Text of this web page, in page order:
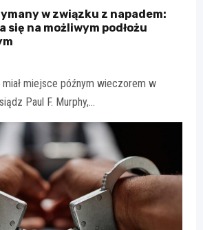
w związku z napadem:
się na możliwym podłożu
miejsce późnym wieczorem w
Paul F. Murphy,…